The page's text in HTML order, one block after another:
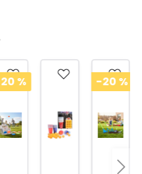
-20 -20